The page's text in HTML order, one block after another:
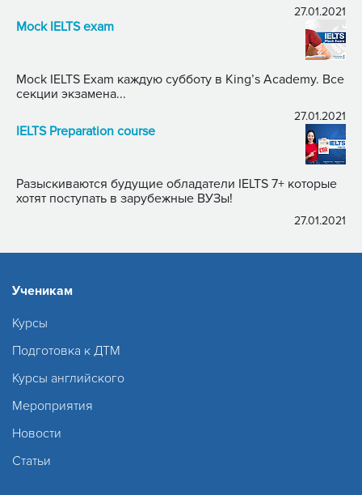
27.01.2021
Mock IELTS exam
Mock IELTS Exam каждую субботу в King’s Academy. Все
секции экзамена...
27.01.2021
IELTS Preparation course
Разыскиваются будущие обладатели IELTS 7+ которые
хотят поступать в зарубежные ВУЗы!
27.01.2021
Ученикам
Курсы
Подготовка к ДТМ
Курсы английского
Мероприятия
Новости
Статьи